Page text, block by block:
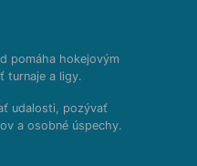
pomáha hokejovým
turnaje a ligy.
udalosti, pozývať
a osobné úspechy.